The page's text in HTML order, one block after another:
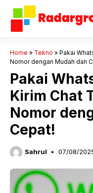
Langsung
Home » Tekno » Pakai
Nomor dengan Mudah dan
Pakai
Kirim Chat
Nomor
Cepat!
Sahrul 07/08/